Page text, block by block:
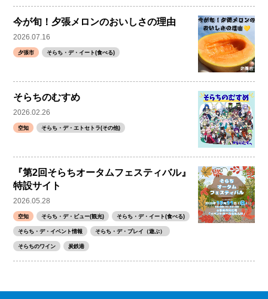
今が旬！夕張メロンのおいしさの理由
2026.07.16
夕張市 そらち・デ・イート(食べる)
そらちのむすめ
2026.02.26
空知 そらち・デ・エトセトラ(その他)
『第2回そらちオータムフェスティバル』
特設サイト
2026.05.28
空知 そらち・デ・ビュー(観光) そらち・デ・イート(食べる)
そらち・デ・イベント情報 そらち・デ・プレイ（遊ぶ）
そらちのワイン 炭鉄港